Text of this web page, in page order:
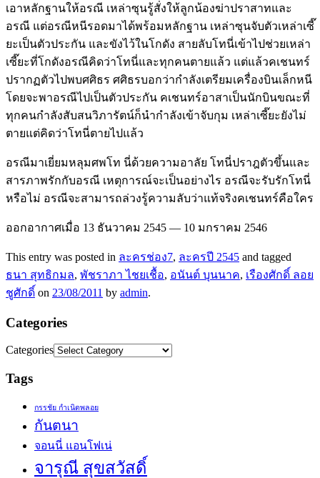
เอาหลักฐานให้อรณี เหล่าซุนรู้สั่งให้ลูกน้องฆ่าปราสาทและ
อรณี แต่อรณีหนีรอดมาได้พร้อมหลักฐาน เหล่าซุนจับตัวเหล่าเซี๊
ยะเป็นตัวประกัน และขังไว้ในโกดัง สายลับโทนี่เข้าไปช่วยเหล่า
เซี๊ยะที่โกดังอรณีคิดว่าโทนี่และทุกคนตายแล้ว แต่แล้วคเชนทร์
ปรากฏตัวไปพบศศิธร ศศิธรบอกว่ากำลังเตรียมเครื่องบินเล็กหนี
โดยจะพาอรณีไปเป็นตัวประกัน คเชนทร์อาสาเป็นนักบินขณะที่
ทุกคนกำลังสับสนวิภารัตน์ก็นำกำลังเข้าจับกุม เหล่าเซี๊ยะยังไม่
ตายแต่คิดว่าโทนี่ตายไปแล้ว
อรณีมาเยี่ยมหลุมศพโท นี่ด้วยความอาลัย โทนี่ปราฎตัวขึ้นและ
สารภาพรักกับอรณี เหตุการณ์จะเป็นอย่างไร อรณีจะรับรักโทนี่
หรือไม่ อรณีจะสามารถล่วงรู้ความลับว่าแท้จริงคเชนทร์คือใคร
ออกอากาศเมื่อ 13 ธันวาคม 2545 — 10 มกราคม 2546
This entry was posted in ละครช่อง7, ละครปี 2545 and tagged
ธนา สุทธิกมล, พัชราภา ไชยเชื้อ, อนันต์ บุนนาค, เรืองศักดิ์ ลอย
ชูศักดิ์ on 23/08/2011 by admin.
Categories
Categories
Tags
กรรชัย กำเนิดพลอย
กันตนา
จอนนี่ แอนโฟเน่
จารุณี สุขสวัสดิ์